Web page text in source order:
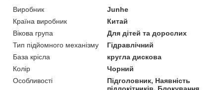
Виробник
Junhe
Країна виробник
Китай
Вікова група
Для дітей та дорослих
Тип підйомного механізму
Гідравлічний
База крісла
кругла дискова
Колір
Чорний
Особливості
Підголовник, Наявність
підлокітників, Блокування